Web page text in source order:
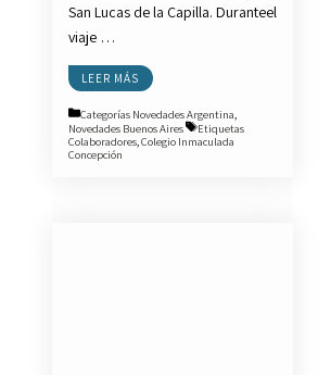
San Lucas de la Capilla. Duranteel
viaje …
LEER MÁS
Categorías Novedades Argentina,
Novedades Buenos Aires
Etiquetas
Colaboradores,Colegio Inmaculada
Concepción